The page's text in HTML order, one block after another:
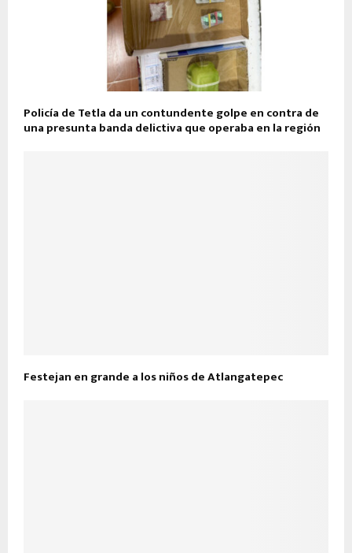
Policía de Tetla da un contundente golpe en contra de
una presunta banda delictiva que operaba en la región
Festejan en grande a los niños de Atlangatepec